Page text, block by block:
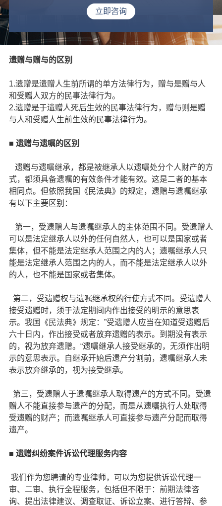
立即咨询
遗赠与赠与的区别
1.遗赠是遗赠人生前所谓的单方法律行为，赠与是赠与人
和受赠人双方的民事法律行为。
2.遗赠是于遗赠人死后生效的民事法律行为，赠与则是赠
与人和受赠人生前生效的民事法律行为。
■ 遗赠与遗嘱的区别
遗赠与遗嘱继承，都是被继承人以遗嘱处分个人财产的方
式，都须具备遗嘱的有效条件才能有效。这是二者的基本
相同点。但依照我国《民法典》的规定，遗赠与遗嘱继承
有以下主要区别：
第一，受遗赠人与遗嘱继承人的主体范围不同。受遗赠人
可以是法定继承人以外的任何自然人，也可以是国家或者
集体，但不能是法定继承人范围之内的人；遗嘱继承人只
能是法定继承人范围之内的人，而不能是法定继承人以外
的人，也不能是国家或者集体。
第二，受遗赠权与遗嘱继承权的行使方式不同。受遗赠人
接受遗赠时，须于法定期间内作出接受的明示的意思表
示。我国《民法典》规定：”受遗赠人应当在知道受遗赠后
六十日内，作出接受或者放弃遗赠的表示。到期没有表示
的，视为放弃遗赠。“遗嘱继承人接受继承的，无须作出明
示的意思表示。自继承开始后遗产分割前，遗嘱继承人未
表示放弃继承的，视为接受继承。
第三，受遗赠人于遗嘱继承人取得遗产的方式不同。受遗
赠人不能直接参与遗产的分配，而是从遗嘱执行人处取得
受遗赠的财产；而遗嘱继承人可直接参与遗产分配而取得
遗产。
■ 遗赠纠纷案件诉讼代理服务内容
我们作为您聘请的专业律师，可以为您提供诉讼代理一
审、二审、执行全程服务，包括但不限于：前期法律咨
询、提出法律建议、调查取证、诉讼立案、进行答辩、参